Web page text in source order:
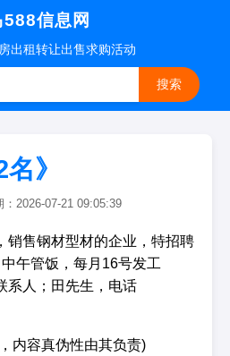
588信息网
出租转让出售求购活动
搜索
》
2026-07-21 09:05:39
销售钢材型材的企业，特招聘
午管饭，每月16号发工
系人；田先生，电话
内容真伪性由其负责)